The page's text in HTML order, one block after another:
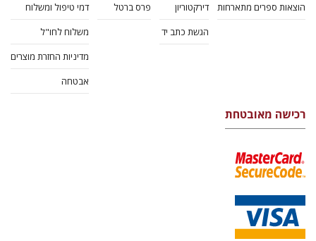
הוצאות ספרים מתארחות
דירקטוריון
הגשת כתב יד
פרס ברטל
דמי טיפול ומשלוח
משלוח לחו"ל
מדיניות החזרת מוצרים
אבטחה
רכישה מאובטחת